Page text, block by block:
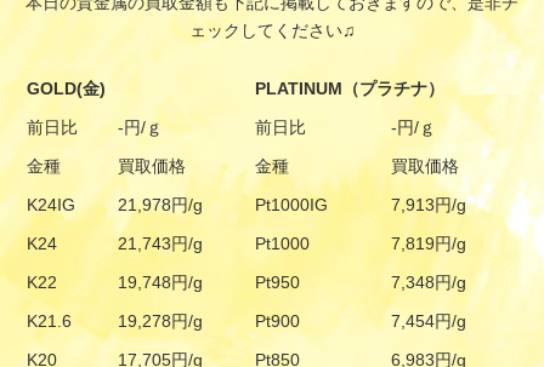
ェックしてください♫
GOLD(金)
PLATINUM（プラチナ）
前日比
-円/ｇ 前日比
-円/ｇ
金種
買取価格 金種
買取価格
K24IG
21,978円/g Pt1000IG
7,913円/g
K24
21,743円/g Pt1000
7,819円/g
K22
19,748円/g Pt950
7,348円/g
K21.6
19,278円/g Pt900
7,454円/g
K20
17,705円/g Pt850
6,983円/g